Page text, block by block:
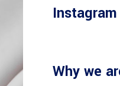
Instagram
Why we